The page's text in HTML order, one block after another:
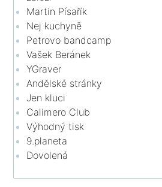
Martin Písařík
Nej kuchyně
Petrovo bandcamp
Vašek Beránek
YGraver
Andělské stránky
Jen kluci
Calimero Club
Výhodný tisk
9.planeta
Dovolená